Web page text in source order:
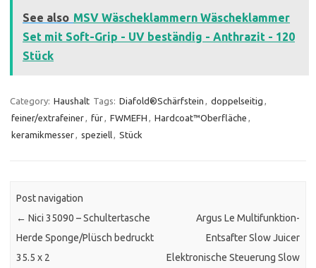
See also MSV Wäscheklammern Wäscheklammer
Set mit Soft-Grip - UV beständig - Anthrazit - 120
Stück
Category: Haushalt Tags: Diafold®Schärfstein , doppelseitig ,
feiner/extrafeiner, für, FWMEFH , Hardcoat™Oberfläche ,
keramikmesser, speziell, Stück
Post navigation
← Nici 35090 – Schultertasche
Herde Sponge/Plüsch bedruckt
35.5 x 2
Argus Le Multifunktion-
Entsafter Slow Juicer
Elektronische Steuerung Slow